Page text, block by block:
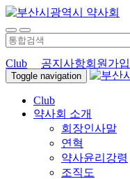
Club 공지사항회원가입
Toggle navigation
Club
약사회 소개
회장인사말
연혁
약사윤리강령
조직도